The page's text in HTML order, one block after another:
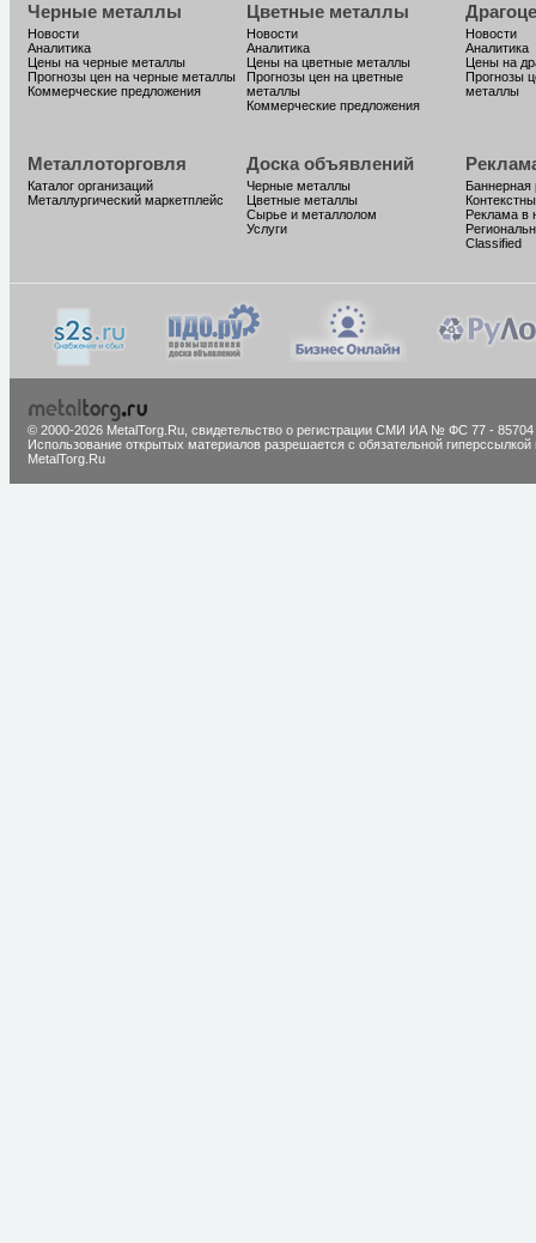
Черные металлы
Новости
Аналитика
Цены на черные металлы
Прогнозы цен на черные металлы
Коммерческие предложения
Цветные металлы
Новости
Аналитика
Цены на цветные металлы
Прогнозы цен на цветные
металлы
Коммерческие предложения
Новости
Аналитика
Цены на
Прогнозы
металлы
Металлоторговля
Каталог организаций
Металлургический маркетплейс
Доска объявлений
Черные металлы
Цветные металлы
Сырье и металлолом
Услуги
Баннерная
Реклама в
Classified
© 2000-2026 MetalTorg.Ru, cвидетельство о регистрации СМИ ИА № ФС 77 - 85704
Использование открытых материалов разрешается с обязательной гиперссылкой
MetalTorg.Ru